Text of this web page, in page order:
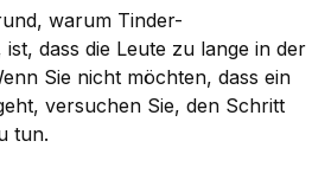
warum Tinder-
dass die Leute zu lange in der
Sie nicht möchten, dass ein
versuchen Sie, den Schritt
tun.